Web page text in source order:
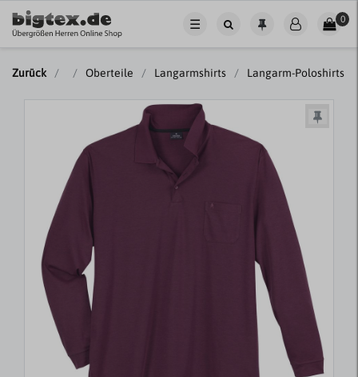
☰ 0
Zurück Oberteile Langarmshirts Langarm-Poloshirts